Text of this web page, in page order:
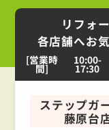
リフォ
各店舗へお
[営業時
間]
10:00-
17:30
ステップガ
藤原台